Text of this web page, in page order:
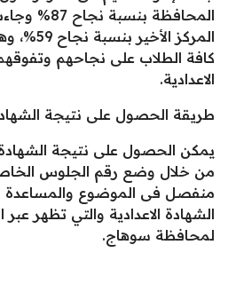
المحافظة
المركز
كافة الطلاب على نجاحهم
الاعدادية.
طريقة الحصول على نتيجة
يمكن الحصول على نتيجة
من خلال وضع رقم الجلوس
منفصل فى الموضوع والمساعدة
الشهادة الاعدادية والتي تظهر عبر
لمحافظة سوهاج.